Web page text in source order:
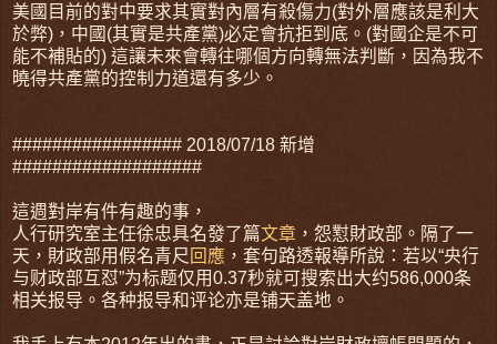
美國目前的對中要求其實對內層有殺傷力(對外層應該是利大
於弊)，中國(其實是共產黨)必定會抗拒到底。(對國企是不可
能不補貼的) 這讓未來會轉往哪個方向轉無法判斷，因為我不
曉得共產黨的控制力道還有多少。
################# 2018/07/18 新增
###################
這週對岸有件有趣的事，
人行研究室主任徐忠具名發了篇文章 ，怨懟財政部。隔了一
天，財政部用假名青尺 回應 ，套句路透報導所說：若以“央行
与财政部互怼”为标题仅用0.37秒就可搜索出大约586,000条
相关报导。各种报导和评论亦是铺天盖地。